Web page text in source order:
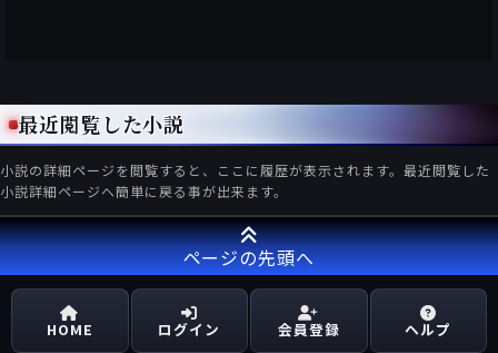
最近閲覧した小説
小説の詳細ページを閲覧すると、ここに履歴が表示されます。最近閲覧した
小説詳細ページへ簡単に戻る事が出来ます。
ページの先頭へ
HOME ログイン 会員登録 ヘルプ